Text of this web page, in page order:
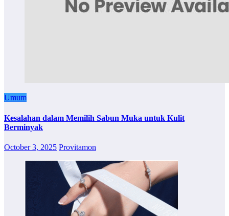
Umum
Kesalahan dalam Memilih Sabun Muka untuk Kulit
Berminyak
October 3, 2025 Provitamon